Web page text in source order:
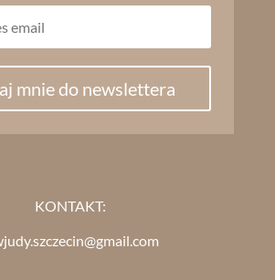
mnie do newslettera
KONTAKT: